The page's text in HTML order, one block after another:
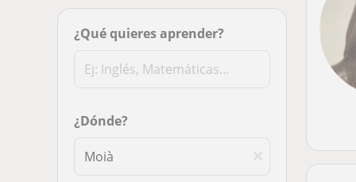
¿Qué quieres aprender?
¿Dónde?